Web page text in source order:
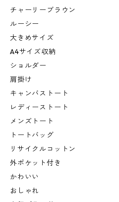
チャーリーブラウン
ルーシー
大きめサイズ
A4サイズ収納
ショルダー
肩掛け
キャンバストート
レディーストート
メンズトート
トートバッグ
リサイクルコットン
外ポケット付き
かわいい
おしゃれ